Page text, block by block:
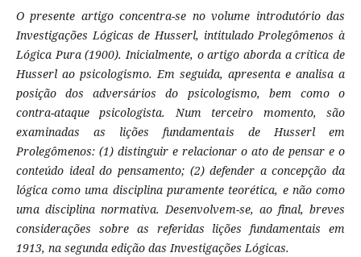
O presente artigo concentra-se no volume introdutório das
Investigações Lógicas de Husserl, intitulado Prolegômenos à
Lógica Pura (1900). Inicialmente, o artigo aborda a crítica de
Husserl ao psicologismo. Em seguida, apresenta e analisa a
posição dos adversários do psicologismo, bem como o
contra-ataque psicologista. Num terceiro momento, são
examinadas as lições fundamentais de Husserl em
Prolegômenos: (1) distinguir e relacionar o ato de pensar e o
conteúdo ideal do pensamento; (2) defender a concepção da
lógica como uma disciplina puramente teorética, e não como
uma disciplina normativa. Desenvolvem-se, ao final, breves
considerações sobre as referidas lições fundamentais em
1913, na segunda edição das Investigações Lógicas.